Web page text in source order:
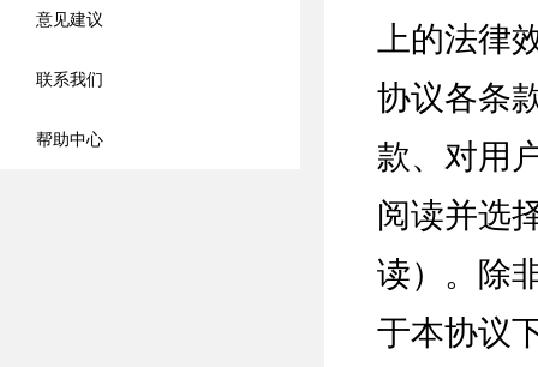
意见建议
联系我们
帮助中心
上的法律
协议各条
款、对用
阅读并选
读）。除
于本协议